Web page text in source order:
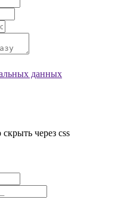
данных
через css